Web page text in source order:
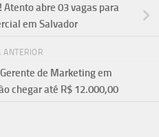
Atento abre 03 vagas para
em Salvador
ANTERIOR
de Marketing em
chegar até R$ 12.000,00